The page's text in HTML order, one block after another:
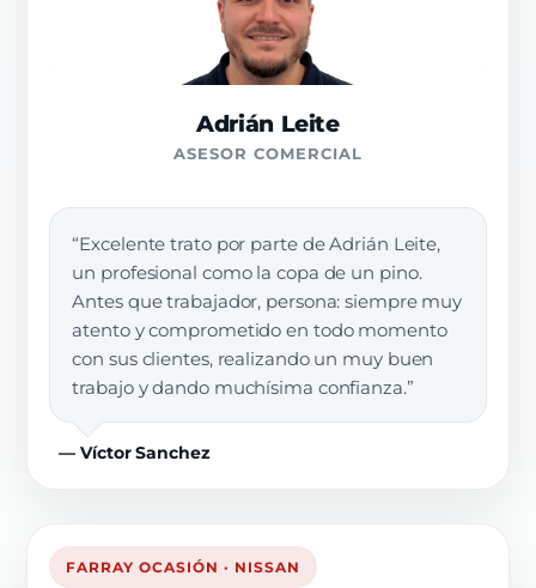
Adrián Leite
ASESOR COMERCIAL
“Excelente trato por parte de Adrián Leite,
un profesional como la copa de un pino.
Antes que trabajador, persona: siempre muy
atento y comprometido en todo momento
con sus clientes, realizando un muy buen
trabajo y dando muchísima confianza.”
— Víctor Sanchez
FARRAY OCASIÓN · NISSAN